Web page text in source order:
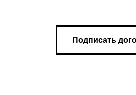
Подписать